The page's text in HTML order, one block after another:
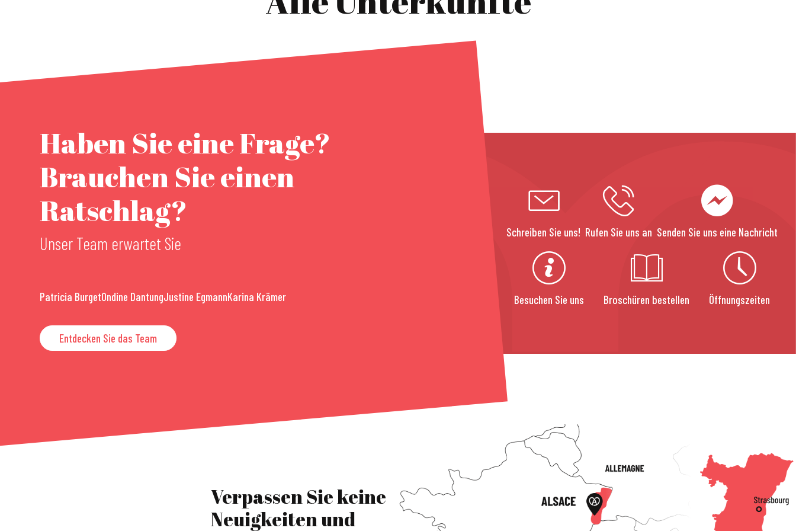
Meublé Le Goriot
Hôtel Holiday Inn
Hôtel Novotel Mulhouse Bâle Fribourg
La Petite Steppe
Appart'City Confort Mulhouse Centre
Haben Sie eine Frage?
Brauchen Sie einen
Ratschlag?
Unser Team erwartet Sie
Patricia BurgetOndine DantungJustine EgmannKarina Krämer
Entdecken Sie das Team
Schreiben Sie uns! Rufen Sie uns an Senden Sie uns eine Nachricht
Besuchen Sie uns Broschüren bestellen Öffnungszeiten
Verpassen Sie keine
Neuigkeiten und